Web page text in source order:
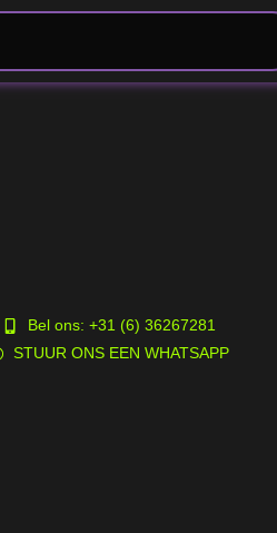
€25
Bel ons: +31 (6) 36267281
STUUR ONS EEN WHATSAPP